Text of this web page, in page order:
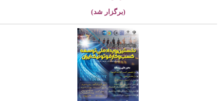
(برگزار شد)